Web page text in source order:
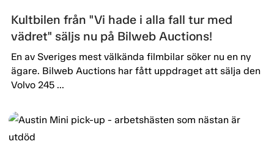
Kultbilen från "Vi hade i alla fall tur med
vädret" säljs nu på Bilweb Auctions!
En av Sveriges mest välkända filmbilar söker nu en ny
ägare. Bilweb Auctions har fått uppdraget att sälja den
Volvo 245 ...